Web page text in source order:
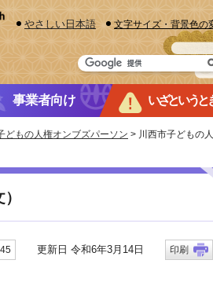
やさしい日本語 文字サイズ・背景色の
事業者向け いざというと
どもの人権オンブズパーソン > 川西市子どもの
更新日 令和6年3月14日 印刷